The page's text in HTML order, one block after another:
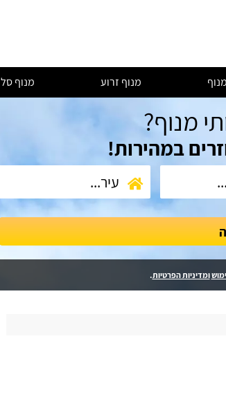
מנוף זרוע מנוף סל
מנוף?
במהירות!
ומדיניות הפרטיות.